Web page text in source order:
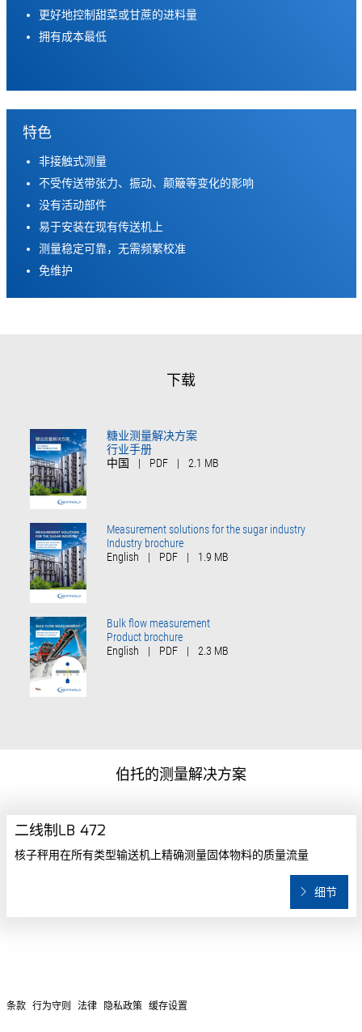
更好地控制甜菜或甘蔗的进料量
拥有成本最低
特色
非接触式测量
不受传送带张力、振动、颠簸等变化的影响
没有活动部件
易于安装在现有传送机上
测量稳定可靠，无需频繁校准
免维护
下载
糖业测量解决方案
行业手册
中国
| PDF | 2.1 MB
Measurement solutions for the sugar industry
Industry brochure
English
| PDF | 1.9 MB
Bulk flow measurement
Product brochure
English
| PDF | 2.3 MB
伯托的测量解决方案
二线制LB 472
核子秤用在所有类型输送机上精确测量固体物料的质量流量
细节
条款 行为守则 法律 隐私政策 缓存设置